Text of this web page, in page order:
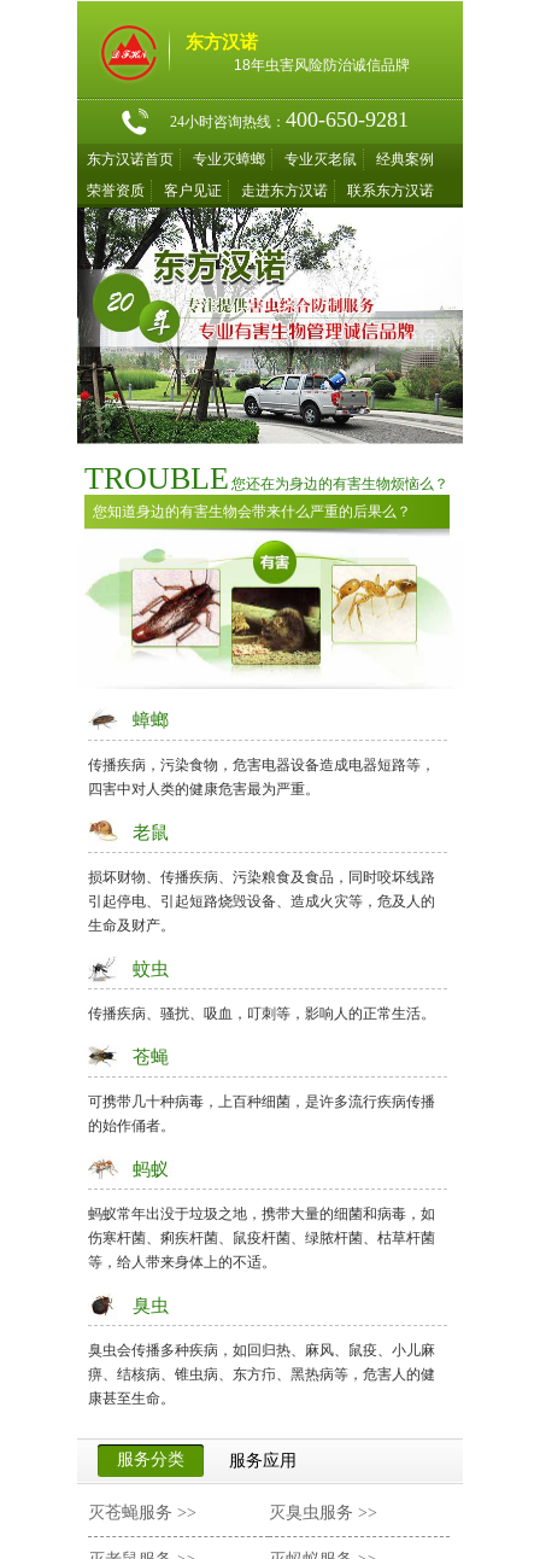
东方汉诺
18年虫害风险防治诚信品牌
24小时咨询热线： 400-650-9281
东方汉诺首页 专业灭蟑螂 专业灭老鼠
经典案例
荣誉资质
客户见证 走进东方汉诺 联系东方汉诺
TROUBLE 您还在为身边的有害生物烦恼么？
您知道身边的有害生物会带来什么严重的后果么？
蟑螂
传播疾病，污染食物，危害电器设备造成电器短路等，
四害中对人类的健康危害最为严重。
老鼠
损坏财物、传播疾病、污染粮食及食品，同时咬坏线路
引起停电、引起短路烧毁设备、造成火灾等，危及人的
生命及财产。
蚊虫
传播疾病、骚扰、吸血，叮刺等，影响人的正常生活。
苍蝇
可携带几十种病毒，上百种细菌，是许多流行疾病传播
的始作俑者。
蚂蚁
蚂蚁常年出没于垃圾之地，携带大量的细菌和病毒，如
伤寒杆菌、痢疾杆菌、鼠疫杆菌、绿脓杆菌、枯草杆菌
等，给人带来身体上的不适。
臭虫
臭虫会传播多种疾病，如回归热、麻风、鼠疫、小儿麻
痹、结核病、锥虫病、东方疖、黑热病等，危害人的健
康甚至生命。
服务分类 服务应用
灭苍蝇服务 >> 灭臭虫服务 >>